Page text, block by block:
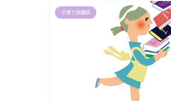
子育て体験談